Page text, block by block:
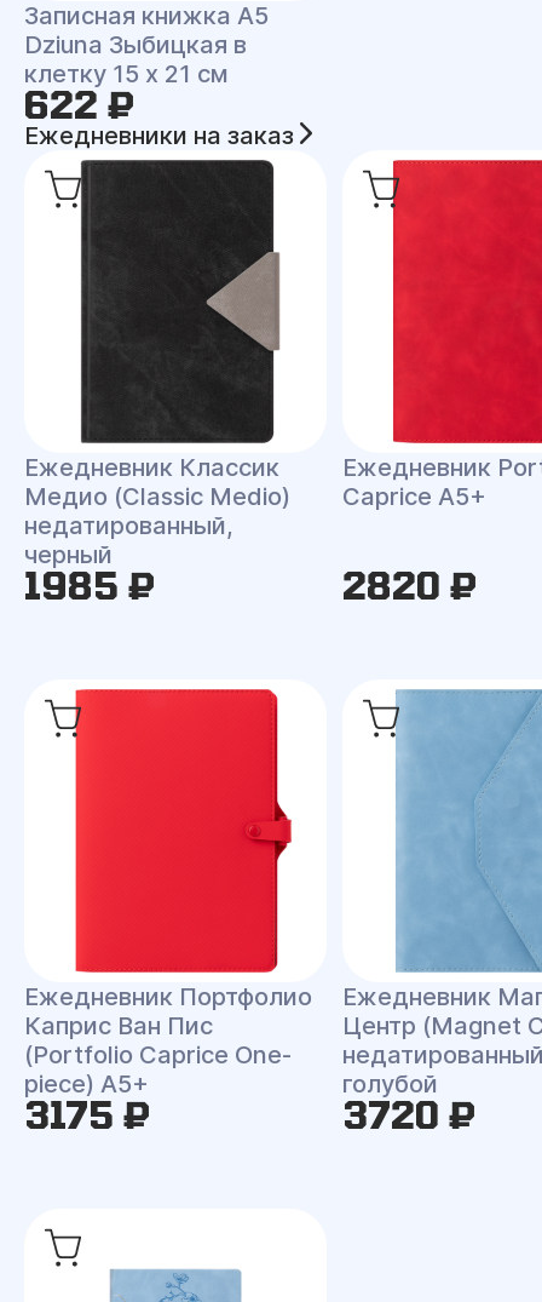
Записная книжка A5
Dziuna Зыбицкая в
клетку 15 x 21 см
622 ₽
Ежедневники на заказ
Ежедневник Классик
Медио (Classic Medio)
недатированный,
черный
1985 ₽
Ежедневник
Caprice A5+
2820 ₽
Ежедневник Портфолио
Каприс Ван Пис
(Portfolio Caprice One-
piece) A5+
3175 ₽
Ежедневник
Центр (Magnet
голубой
3720 ₽